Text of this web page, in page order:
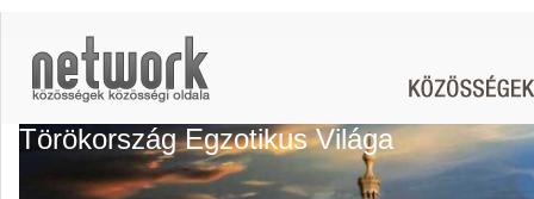
Törökország Egzotikus Világa